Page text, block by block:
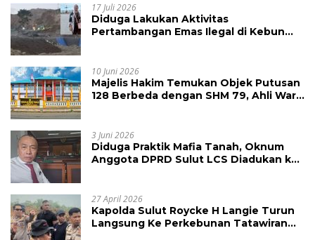
17 Juli 2026
Diduga Lakukan Aktivitas
Pertambangan Emas Ilegal di Kebun
10 Juni 2026
Majelis Hakim Temukan Objek Putusan
128 Berbeda dengan SHM 79, Ahli Waris
3 Juni 2026
Diduga Praktik Mafia Tanah, Oknum
Anggota DPRD Sulut LCS Diadukan ke
27 April 2026
Kapolda Sulut Roycke H Langie Turun
Langsung Ke Perkebunan Tatawiran